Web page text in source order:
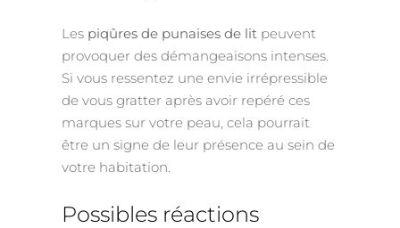
Les piqûres de punaises de lit peuvent
provoquer des démangeaisons intenses.
Si vous ressentez une envie irrépressible
de vous gratter après avoir repéré ces
marques sur votre peau, cela pourrait
être un signe de leur présence au sein de
votre habitation.
Possibles réactions